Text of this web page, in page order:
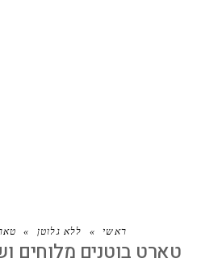
ראשי » ללא גלוטן »
טארט בוטנים מלוחים